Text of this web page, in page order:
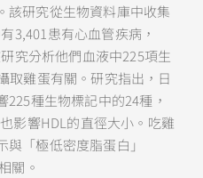
該研究從生物資料庫中收集
3,401患有心血管疾病，
究分析他們血液中225項生
取雞蛋有關。研究指出，日
種生物標記中的24種，
影響HDL的直徑大小。吃雞
「極低密度脂蛋白」
關。